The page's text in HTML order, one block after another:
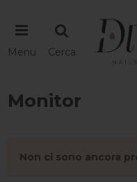
Menu Cerca
Monitor
Non ci sono ancora